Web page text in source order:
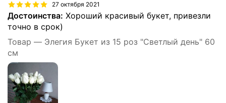
27 октября 2021
Достоинства: Хороший красивый букет, привезли
точно в срок)
Товар — Элегия Букет из 15 роз "Светлый день" 60
см